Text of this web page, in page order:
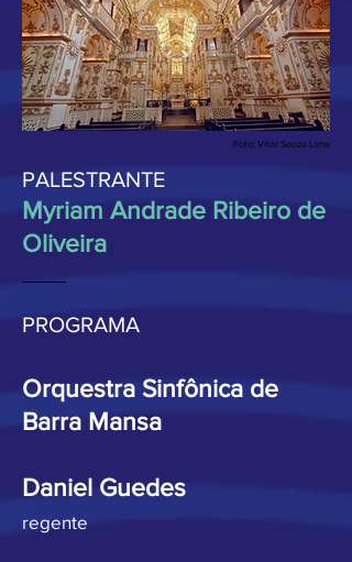
Foto: Vitor Souza Lima
PALESTRANTE
Myriam Andrade Ribeiro de
Oliveira
PROGRAMA
Orquestra Sinfônica de
Barra Mansa
Daniel Guedes
regente